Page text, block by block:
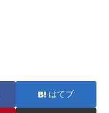
はてブ